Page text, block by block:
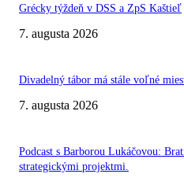
Grécky týždeň v DSS a ZpS Kaštieľ
7. augusta 2026
Divadelný tábor má stále voľné
7. augusta 2026
Podcast s Barborou Lukáčovou:
strategickými projektmi.